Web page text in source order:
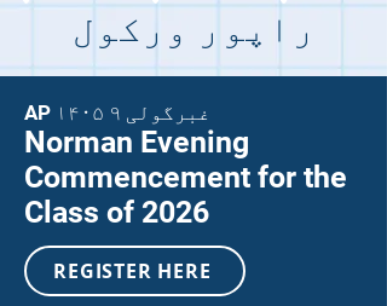
راپور ورکول
AP ۱۴۰۵ غبرگولی ۹
Norman Evening
Commencement for the
Class of 2026
REGISTER HERE